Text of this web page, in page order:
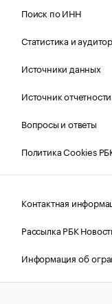
Поиск по ИНН
Статистика и
Источники данных
Источник
Вопросы и ответы
Политика Cookies
Контактная
Рассылка РБК
Информация об
Правовая